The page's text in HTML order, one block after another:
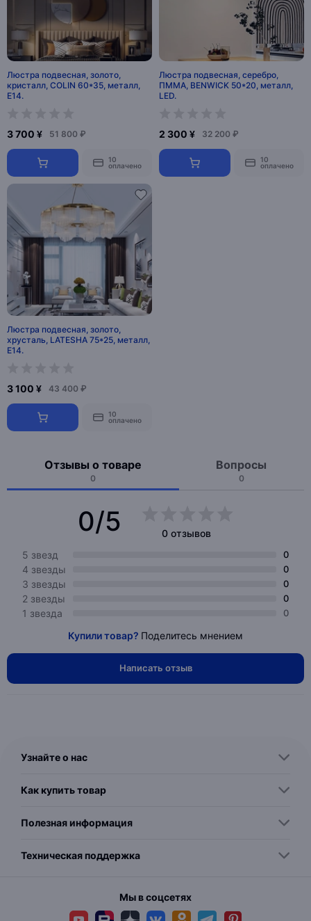
Люстра подвесная, золото,
кристалл, COLIN 60*35, металл,
E14.
3 700 ¥ 51 800 ₽
10
оплачено
Люстра подвесная, серебро,
ПММА, BENWICK 50*20, металл,
LED.
2 300 ¥ 32 200 ₽
10
оплачено
Люстра подвесная, золото,
хрусталь, LATESHA 75*25, металл,
E14.
3 100 ¥ 43 400 ₽
10
оплачено
Отзывы о товаре
0
Вопросы
0
0/5
0 отзывов
5 звезд
0
4 звезды 0
3 звезды 0
2 звезды 0
1 звезда 0
Купили товар? Поделитесь мнением
Написать отзыв
Узнайте о нас
Как купить товар
Полезная информация
Техническая поддержка
Мы в соцсетях